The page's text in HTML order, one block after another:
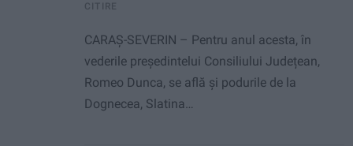
CITIRE
CARAȘ-SEVERIN – Pentru anul acesta, în
vederile președintelui Consiliului Județean,
Romeo Dunca, se află și podurile de la
Dognecea, Slatina…